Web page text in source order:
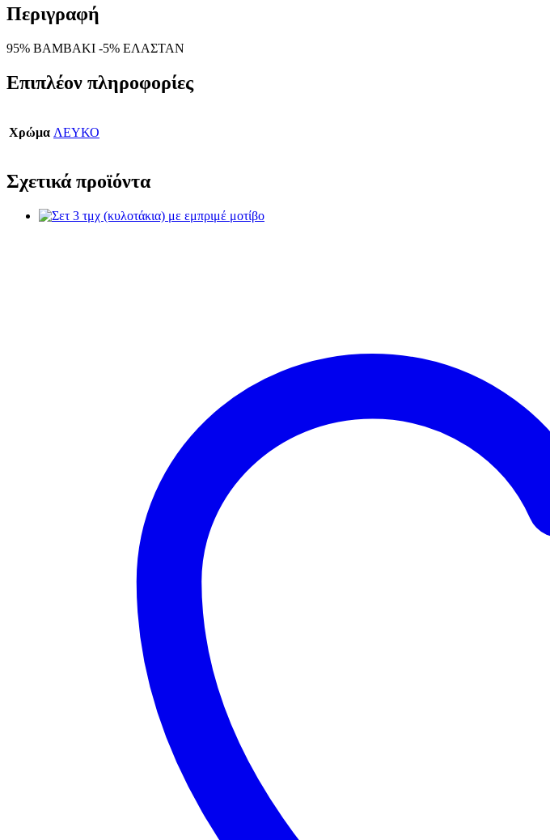
Περιγραφή
95% ΒΑΜΒΑΚΙ -5% ΕΛΑΣΤΑΝ
Επιπλέον πληροφορίες
Χρώμα ΛΕΥΚΟ
Σχετικά προϊόντα